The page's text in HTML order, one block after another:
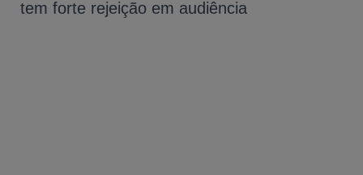
tem forte rejeição em audiência